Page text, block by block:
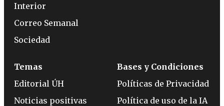
Interior
Correo Semanal
Sociedad
Temas
Editorial ÚH
Noticias positivas
Bases y Condiciones
Políticas de Privacidad
Política de uso de la IA